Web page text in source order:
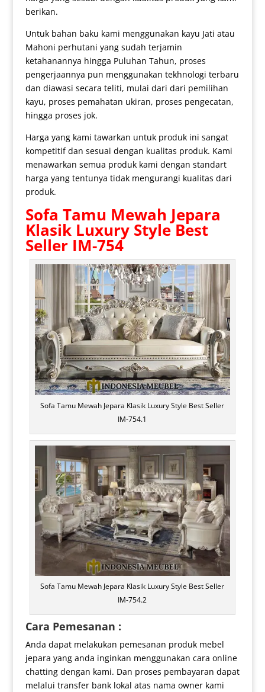
berikan.
Untuk bahan baku kami menggunakan kayu Jati atau
Mahoni perhutani yang sudah terjamin
ketahanannya hingga Puluhan Tahun, proses
pengerjaannya pun menggunakan tekhnologi terbaru
dan diawasi secara teliti, mulai dari dari pemilihan
kayu, proses pemahatan ukiran, proses pengecatan,
hingga proses jok.
Harga yang kami tawarkan untuk produk ini sangat
kompetitif dan sesuai dengan kualitas produk. Kami
menawarkan semua produk kami dengan standart
harga yang tentunya tidak mengurangi kualitas dari
produk.
Sofa Tamu Mewah Jepara
Klasik Luxury Style Best
Seller IM-754
Sofa Tamu Mewah Jepara Klasik Luxury Style Best Seller
IM-754.1
Sofa Tamu Mewah Jepara Klasik Luxury Style Best Seller
IM-754.2
Cara Pemesanan :
Anda dapat melakukan pemesanan produk mebel
jepara yang anda inginkan menggunakan cara online
chatting dengan kami. Dan proses pembayaran dapat
melalui transfer bank lokal atas nama owner kami